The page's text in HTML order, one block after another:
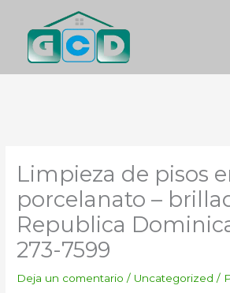
contenido
Limpieza de pisos
porcelanato –
Republica
273-7599
Deja un comentario / Uncategorized /